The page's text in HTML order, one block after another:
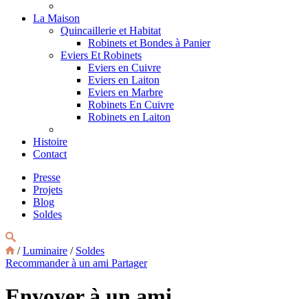
La Maison
Quincaillerie et Habitat
Robinets et Bondes à Panier
Eviers Et Robinets
Eviers en Cuivre
Eviers en Laiton
Eviers en Marbre
Robinets En Cuivre
Robinets en Laiton
Histoire
Contact
Presse
Projets
Blog
Soldes
/Luminaire / Soldes
Recommander à un ami Partager